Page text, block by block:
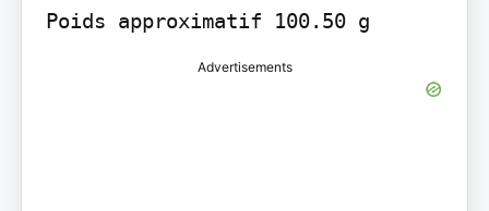
Poids approximatif 100.50 g
Advertisements